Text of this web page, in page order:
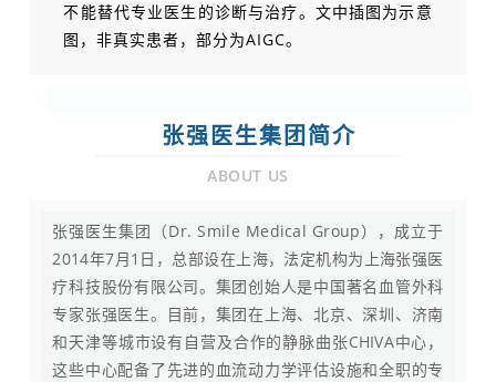
不能替代专业医生的诊断与治疗。文中插图为示意
图，非真实患者，部分为AIGC。
张强医生集团简介
ABOUT US
张强医生集团（Dr. Smile Medical Group），成立于
2014年7月1日，总部设在上海，法定机构为上海张强医
疗科技股份有限公司。集团创始人是中国著名血管外科
专家张强医生。目前，集团在上海、北京、深圳、济南
和天津等城市设有自营及合作的静脉曲张CHIVA中心，
这些中心配备了先进的血流动力学评估设施和全职的专